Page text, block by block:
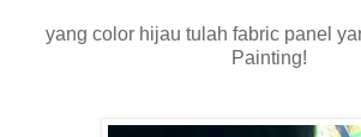
yang color hijau tulah fabric panel
Painting!